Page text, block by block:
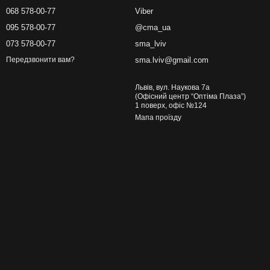
068 578-00-77
095 578-00-77
073 578-00-77
Передзвонити вам?
Viber
@cma_ua
sma_lviv
sma.lviv@gmail.com
Львів, вул. Наукова 7а
(Офісний центр “Оптіма Плаза”)
1 поверх, офіс №124
Мапа проїзду